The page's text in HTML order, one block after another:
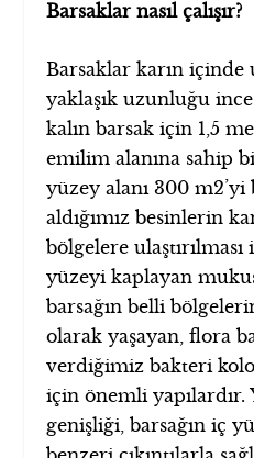
Barsaklar nasıl çalışır?
Barsaklar karın içinde
yaklaşık uzunluğu
kalın barsak için 1,5
emilim alanına sahip
yüzey alanı 300 m2
aldığımız besinlerin
bölgelere
yüzeyi kaplayan
barsağın belli
olarak yaşayan, flora
verdiğimiz bakteri
için önemli yapılardır.
genişliği, barsağın iç